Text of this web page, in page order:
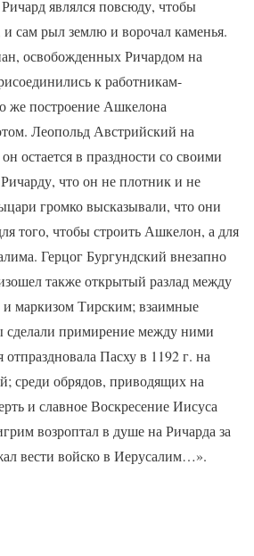
являлся повсюду, чтобы
и сам рыл землю и ворочал каменья.
освобожденных Ричардом на
к работникам-
же построение Ашкелона
Леопольд Австрийский на
остается в праздности со своими
что он не плотник и не
громко высказывали, что они
того, чтобы строить Ашкелон, а для
Герцог Бургундский внезапно
также открытый разлад между
маркизом Тирским; взаимные
сделали примирение между ними
Пасху в 1192 г. на
среди обрядов, приводящих на
и славное Воскресение Иисуса
возроптал в душе на Ричарда за
вести войско в Иерусалим…».